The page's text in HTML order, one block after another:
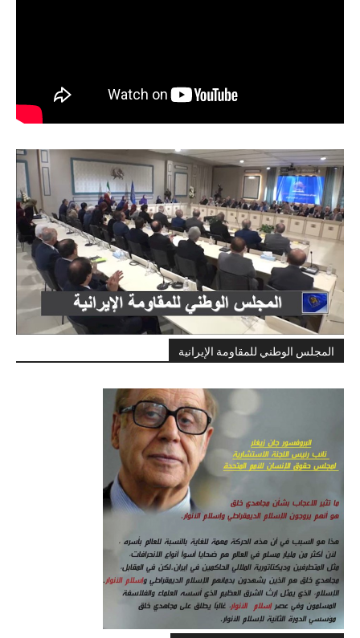
المجلس الوطني للمقاومة الإيرانية